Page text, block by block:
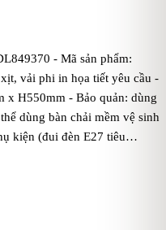
- Mã sản phẩm:
vải phi in họa tiết yêu cầu -
x H550mm - Bảo quản: dùng
dùng bàn chải mềm vệ sinh
kiện (đui đèn E27 tiêu